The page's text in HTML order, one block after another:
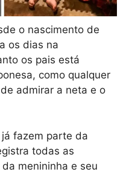
o nascimento de
os dias na
os pais está
como qualquer
admirar a neta e o
fazem parte da
todas as
menininha e seu